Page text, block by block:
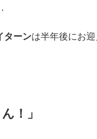
ターンは半年後にお
！」